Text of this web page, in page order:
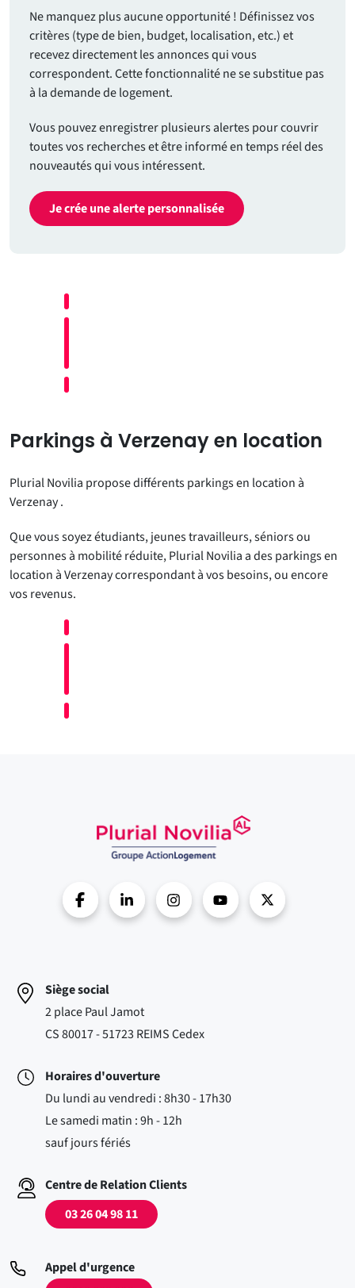
Ne manquez plus aucune opportunité ! Définissez vos
critères (type de bien, budget, localisation, etc.) et
recevez directement les annonces qui vous
correspondent. Cette fonctionnalité ne se substitue pas
à la demande de logement.
Vous pouvez enregistrer plusieurs alertes pour couvrir
toutes vos recherches et être informé en temps réel des
nouveautés qui vous intéressent.
Je crée une alerte personnalisée
Parkings à Verzenay en location
Plurial Novilia propose différents parkings en location à
Verzenay .
Que vous soyez étudiants, jeunes travailleurs, séniors ou
personnes à mobilité réduite, Plurial Novilia a des parkings en
location à Verzenay correspondant à vos besoins, ou encore
vos revenus.
Siège social
2 place Paul Jamot
CS 80017 - 51723 REIMS Cedex
Horaires d'ouverture
Du lundi au vendredi : 8h30 - 17h30
Le samedi matin : 9h - 12h
sauf jours fériés
Centre de Relation Clients
03 26 04 98 11
Appel d'urgence